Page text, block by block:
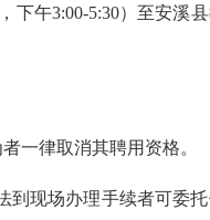
下午3:00-5:30）至安溪
一律取消其聘用资格。
到现场办理手续者可委